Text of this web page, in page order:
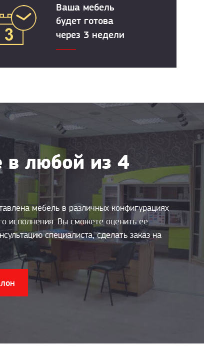
Ваша мебель
будет готова
через 3 недели
в любой из 4
мебель в различных конфигурациях
исполнения. Вы сможете оценить ее
специалиста, сделать заказ на